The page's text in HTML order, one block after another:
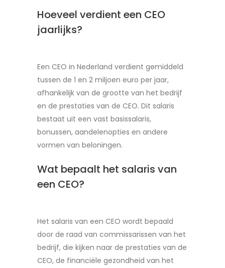
Hoeveel verdient een CEO
jaarlijks?
Een CEO in Nederland verdient gemiddeld
tussen de 1 en 2 miljoen euro per jaar,
afhankelijk van de grootte van het bedrijf
en de prestaties van de CEO. Dit salaris
bestaat uit een vast basissalaris,
bonussen, aandelenopties en andere
vormen van beloningen.
Wat bepaalt het salaris van
een CEO?
Het salaris van een CEO wordt bepaald
door de raad van commissarissen van het
bedrijf, die kijken naar de prestaties van de
CEO, de financiële gezondheid van het